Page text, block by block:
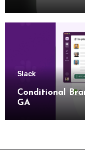
Slack
Conditional
GA